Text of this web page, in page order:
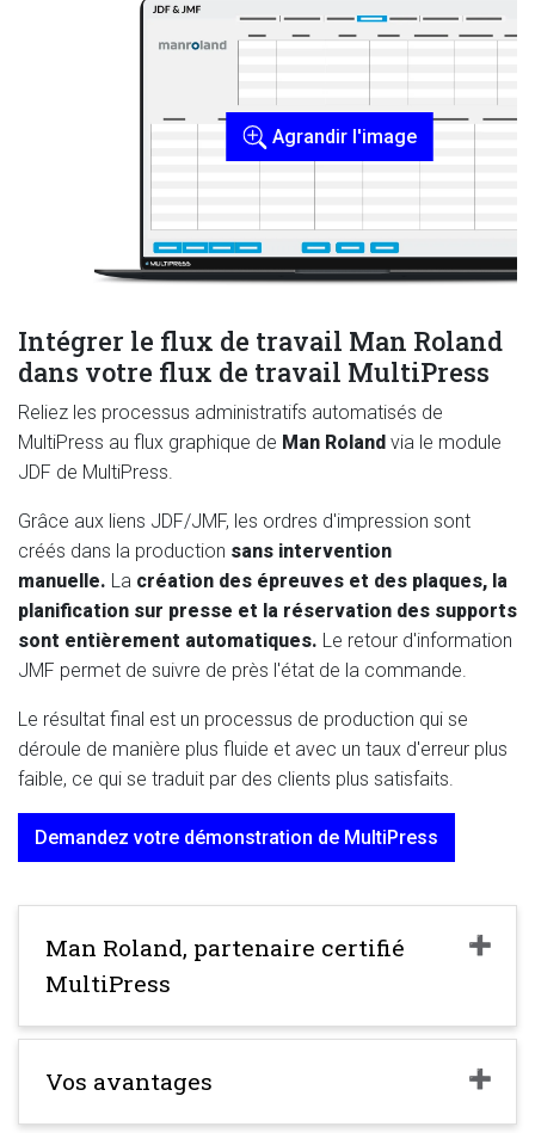
Intégrer le flux de travail Man Roland
dans votre flux de travail MultiPress
Reliez les processus administratifs automatisés de
MultiPress au flux graphique de Man Roland via le module
JDF de MultiPress.
Grâce aux liens JDF/JMF, les ordres d'impression sont
créés dans la production sans intervention
manuelle. La création des épreuves et des plaques, la
planification sur presse et la réservation des supports
sont entièrement automatiques. Le retour d'information
JMF permet de suivre de près l'état de la commande.
Le résultat final est un processus de production qui se
déroule de manière plus fluide et avec un taux d'erreur plus
faible, ce qui se traduit par des clients plus satisfaits.
Demandez votre démonstration de MultiPress
Man Roland, partenaire certifié
MultiPress
Vos avantages
Agrandir l'image